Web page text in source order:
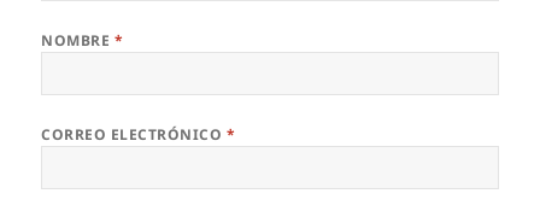
NOMBRE *
CORREO ELECTRÓNICO *